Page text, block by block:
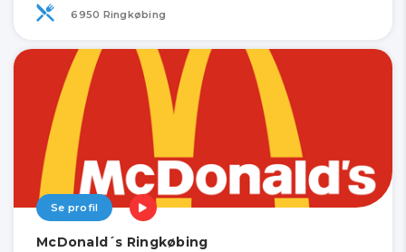
6950 Ringkøbing
Se profil
McDonald´s Ringkøbing